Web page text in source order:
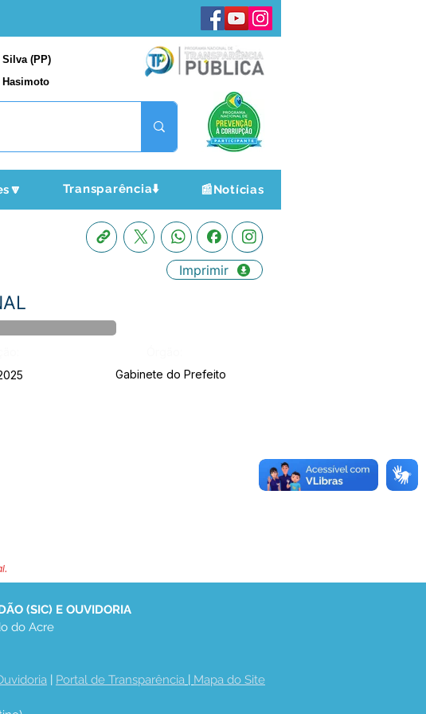
(PP)
Transparência⬇️ 📰Notícias
Imprimir
Gabinete do Prefeito
(SIC) E OUVIDORIA
do Acre
| Portal de Transparência | Mapa do Site